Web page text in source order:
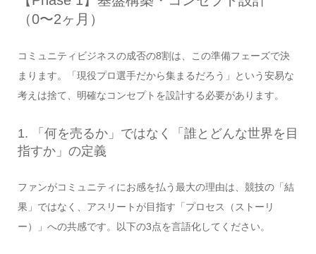
（0〜2ヶ月）
コミュニティビジネスの成否の8割は、この準備フェーズで決
まります。「現役プロ選手だから集まるだろう」という安易な
考えは捨て、明確なコンセプトを設計する必要があります。
1. 「何を売るか」ではなく「誰とどんな世界を目
指すか」の定義
ファンがコミュニティにお感を払う最大の理由は、競技の「結
果」ではなく、アスリートが目指す「プロセス（ストーリ
ー）」への共感です。以下の3点を言語化してください。